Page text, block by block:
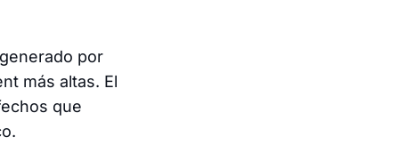
por
más altas. El
que